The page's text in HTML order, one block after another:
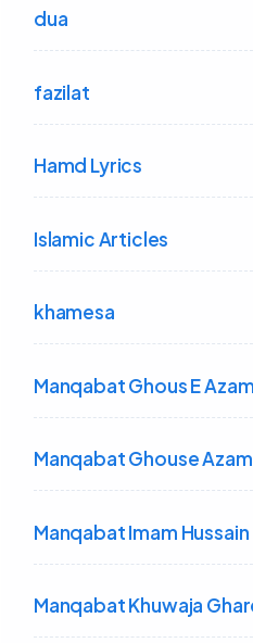
dua
fazilat
Hamd Lyrics
Islamic Articles
khamesa
Manqabat Ghous E Azam
Manqabat Ghouse Azam
Manqabat Imam Hussain
Manqabat Khuwaja